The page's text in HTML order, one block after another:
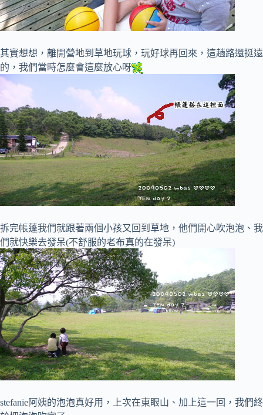
其實想想，離開營地到草地玩球，玩好球再回來，這趟路還挺遠
的，我們當時怎麼會這麼放心呀
拆完帳蓬我們就跟著兩個小孩又回到草地，他們開心吹泡泡、我
們就快樂去發呆(不舒服的老布真的在發呆)
stefanie阿姨的泡泡真好用，上次在東眼山、加上這一回，我們終